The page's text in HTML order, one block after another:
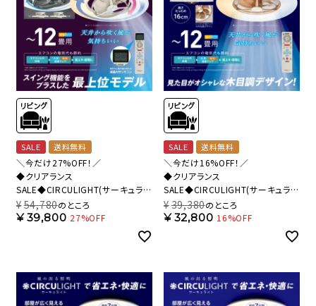
SALE 送料無料
＼今だけ27%OFF！／
◆クリアランス
SALE◆CIRCULIGHT(サーキュライ
ト) シーリングシリーズ スイングモ
デル 12畳タイプ ホワイト DCC-
¥54,780のところ
¥39,800 27%OFF
SALE 送料無料
＼今だけ16%OFF！／
◆クリアランス
SALE◆CIRCULIGHT(サーキュライ
ト) シーリングシリーズ 12畳タイプ
ライトウッド DCC-A12CML 【SH】
¥39,380のところ
¥32,800 16%OFF